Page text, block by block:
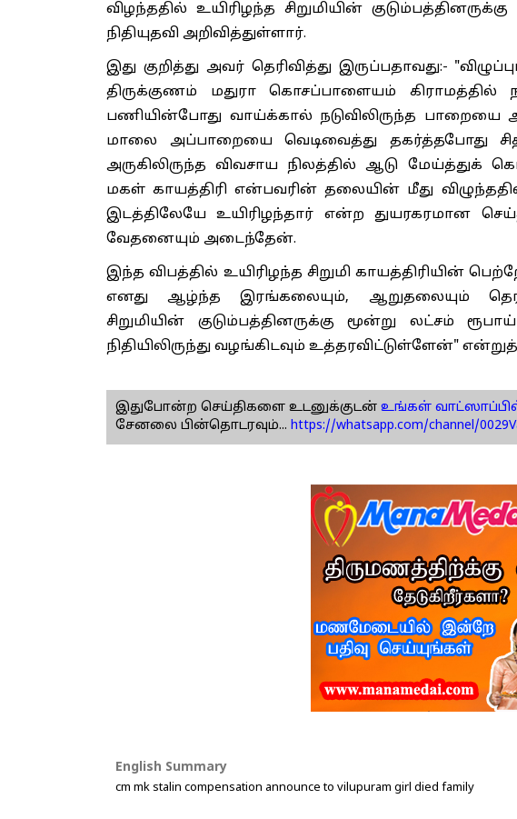
விழந்ததில் உயிரிழந்த சிறுமியின்
நிதியுதவி அறிவித்துள்ளார்.
இது குறித்து அவர் தெரிவித்து இருப்பதாவது:-
திருக்குணம் மதுரா கொசப்பாளையம் கிராமத்தில்
பணியின்போது வாய்க்கால் நடுவிலிருந்த பாறையை
மாலை அப்பாறையை வெடிவைத்து தகர்த்தபோது
அருகிலிருந்த விவசாய நிலத்தில் ஆடு மேய்த்துக்
மகள் காயத்திரி என்பவரின் தலையின் மீது
இடத்திலேயே உயிரிழந்தார் என்ற துயரகரமான
வேதனையும் அடைந்தேன்.
இந்த விபத்தில் உயிரிழந்த சிறுமி காயத்திரியின்
எனது ஆழ்ந்த இரங்கலையும், ஆறுதலையும்
சிறுமியின் குடும்பத்தினருக்கு மூன்று லட்சம்
நிதியிலிருந்து வழங்கிடவும் உத்தரவிட்டுள்ளேன்"
இதுபோன்ற செய்திகளை உடனுக்குடன் உங்கள்
சேனலை பின்தொடரவும்... https://whatsapp.com/channel/
English Summary
cm mk stalin compensation announce to vilupuram girl died family